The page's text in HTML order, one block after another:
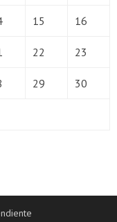
15 16
22 23
29 30